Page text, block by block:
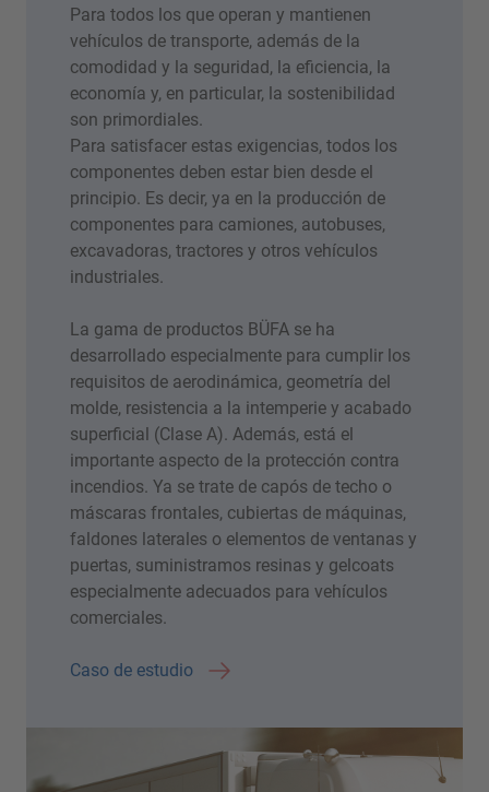
Para todos los que operan y mantienen
vehículos de transporte, además de la
comodidad y la seguridad, la eficiencia, la
economía y, en particular, la sostenibilidad
son primordiales.
Para satisfacer estas exigencias, todos los
componentes deben estar bien desde el
principio. Es decir, ya en la producción de
componentes para camiones, autobuses,
excavadoras, tractores y otros vehículos
industriales.
La gama de productos BÜFA se ha
desarrollado especialmente para cumplir los
requisitos de aerodinámica, geometría del
molde, resistencia a la intemperie y acabado
superficial (Clase A). Además, está el
importante aspecto de la protección contra
incendios. Ya se trate de capós de techo o
máscaras frontales, cubiertas de máquinas,
faldones laterales o elementos de ventanas y
puertas, suministramos resinas y gelcoats
especialmente adecuados para vehículos
comerciales.
Caso de estudio